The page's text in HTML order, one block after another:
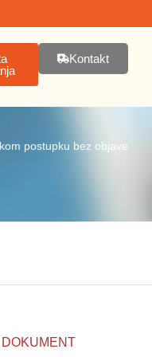
Kontakt
postupku bez objave